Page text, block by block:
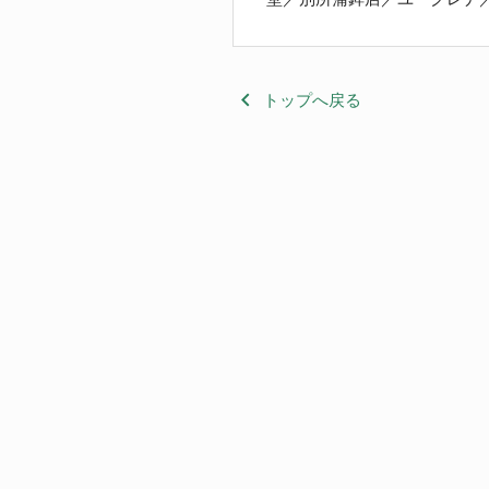
keyboard_arrow_left トップへ戻る